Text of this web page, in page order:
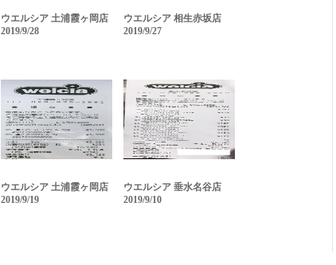
ウエルシア 土浦霞ヶ岡店
2019/9/28
ウエルシア 相生赤坂店
2019/9/27
ウエルシア 土浦霞ヶ岡店
2019/9/19
ウエルシア 垂水名谷店
2019/9/10